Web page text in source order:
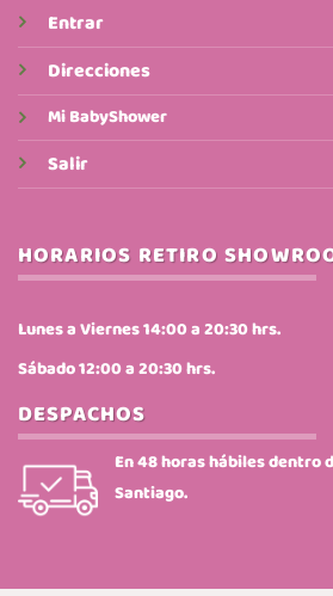
Entrar
Direcciones
Mi BabyShower
Salir
HORARIOS RETIRO
Lunes a Viernes 14:00 a 20:30 hrs.
Sábado 12:00 a 20:30 hrs.
DESPACHOS
En 48 horas hábiles dentro
Santiago.